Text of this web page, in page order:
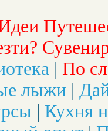
| По
лыжи |
| Кухня